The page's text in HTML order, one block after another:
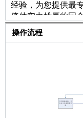
经验，为您提供最
倚仗实力雄厚的国
信息网络平台以及
为您提供最齐全的
操作流程